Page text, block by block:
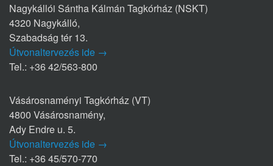
Nagykállói Sántha Kálmán Tagkórház (NSKT)
4320 Nagykálló,
Szabadság tér 13.
Útvonaltervezés ide →
Tel.: +36 42/563-800
Vásárosnaményi Tagkórház (VT)
4800 Vásárosnamény,
Ady Endre u. 5.
Útvonaltervezés ide →
Tel.: +36 45/570-770